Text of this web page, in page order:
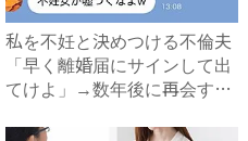
私を不妊と決めつける不倫夫
「早く離婚届にサインして出
てけよ」→数年後に再会する